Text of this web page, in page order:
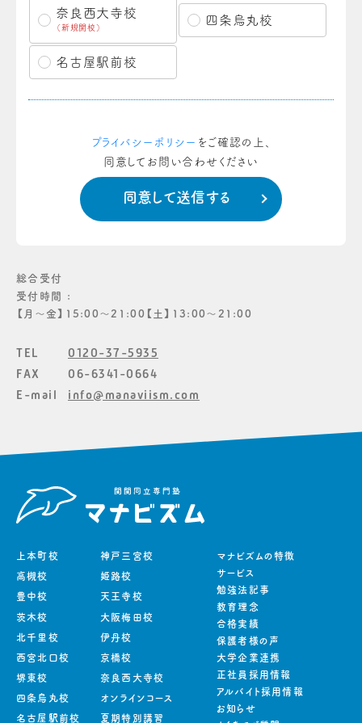
奈良西大寺校
（新規開校）
四条烏丸校
名古屋駅前校
プライバシーポリシー をご確認の上、
同意してお問い合わせください
総合受付
受付時間 :
【月〜金】15:00〜21:00【土】13:00〜21:00
TEL
0120-37-5935
FAX
06-6341-0664
E-mail
info@manaviism.com
上本町校
高槻校
豊中校
茨木校
北千里校
西宮北口校
堺東校
四条烏丸校
名古屋駅前校
神戸三宮校
姫路校
天王寺校
大阪梅田校
伊丹校
京橋校
奈良西大寺校
オンラインコース
夏期特別講習
マナビズムの特徴
サービス
勉強法記事
教育理念
合格実績
保護者様の声
大学企業連携
正社員採用情報
アルバイト採用情報
お知らせ